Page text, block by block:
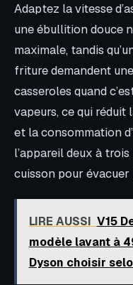
Adaptez la vitesse
une ébullition douce
maximale, tandis
friture demandent
casseroles quand
vapeurs, ce qui
et la consommation
l’appareil deux à
cuisson pour évacuer
LIRE AUSSI V15
modèle lavant à
Dyson choisir